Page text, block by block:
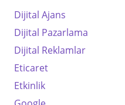
Dijital Ajans
Dijital Pazarlama
Dijital Reklamlar
Eticaret
Etkinlik